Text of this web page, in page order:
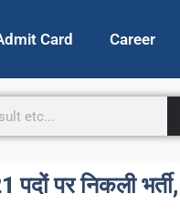
Card Career
पर निकली भर्ती,